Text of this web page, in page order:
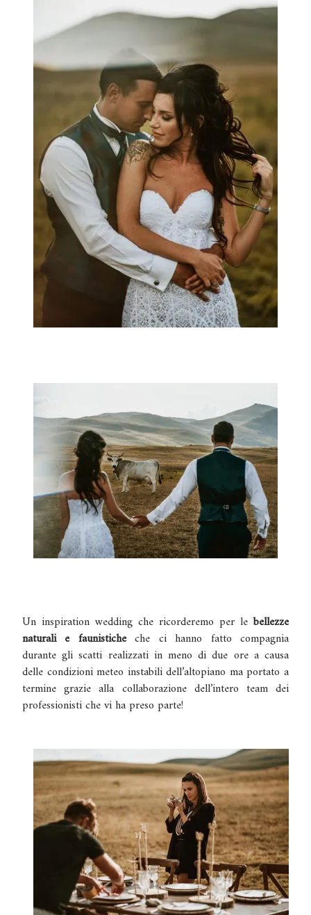
Un inspiration wedding che ricorderemo per lebellezze
naturali e faunisticheche ci hanno fatto compagnia
durante gli scatti realizzati in meno di due ore a causa
delle condizioni meteo instabili dell’altopiano ma portato a
termine grazie alla collaborazione dell’intero team dei
professionisti che vi ha preso parte!